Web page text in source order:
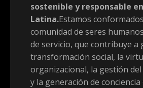
sostenible y responsable
Latina.Estamos
comunidad de seres
de servicio, que contribuye a
transformación social, la
organizacional, la gestión
y la generación de